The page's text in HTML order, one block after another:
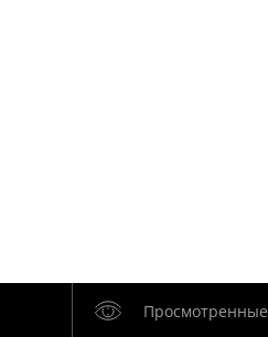
Просмотренные